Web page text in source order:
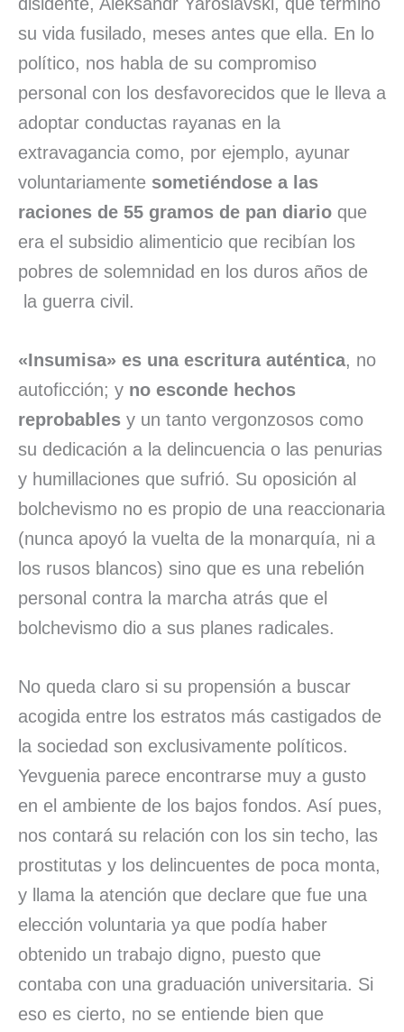
su vida fusilado, meses antes que ella. En lo
político, nos habla de su compromiso
personal con los desfavorecidos que le lleva a
adoptar conductas rayanas en la
extravagancia como, por ejemplo, ayunar
voluntariamente sometiéndose a las
raciones de 55 gramos de pan diario que
era el subsidio alimenticio que recibían los
pobres de solemnidad en los duros años de
la guerra civil.
«Insumisa» es una escritura auténtica, no
autoficción; y no esconde hechos
reprobables y un tanto vergonzosos como
su dedicación a la delincuencia o las penurias
y humillaciones que sufrió. Su oposición al
bolchevismo no es propio de una reaccionaria
(nunca apoyó la vuelta de la monarquía, ni a
los rusos blancos) sino que es una rebelión
personal contra la marcha atrás que el
bolchevismo dio a sus planes radicales.
No queda claro si su propensión a buscar
acogida entre los estratos más castigados de
la sociedad son exclusivamente políticos.
Yevguenia parece encontrarse muy a gusto
en el ambiente de los bajos fondos. Así pues,
nos contará su relación con los sin techo, las
prostitutas y los delincuentes de poca monta,
y llama la atención que declare que fue una
elección voluntaria ya que podía haber
obtenido un trabajo digno, puesto que
contaba con una graduación universitaria. Si
eso es cierto, no se entiende bien que